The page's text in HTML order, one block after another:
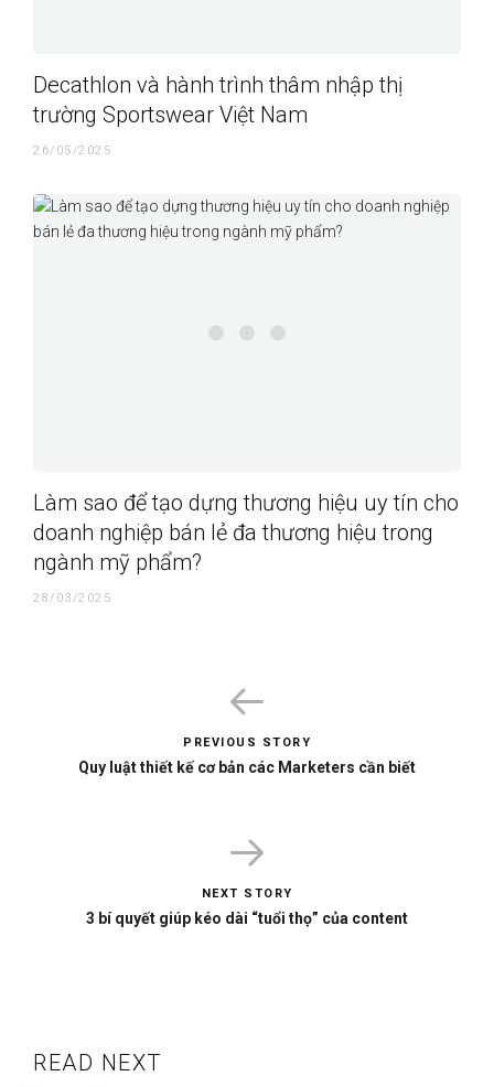
Decathlon và hành trình thâm nhập thị
trường Sportswear Việt Nam
26/05/2025
Làm sao để tạo dựng thương hiệu uy tín cho
doanh nghiệp bán lẻ đa thương hiệu trong
ngành mỹ phẩm?
28/03/2025
PREVIOUS STORY
Quy luật thiết kế cơ bản các Marketers cần biết
NEXT STORY
3 bí quyết giúp kéo dài “tuổi thọ” của content
READ NEXT